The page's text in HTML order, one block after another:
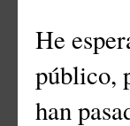
He
público,
han